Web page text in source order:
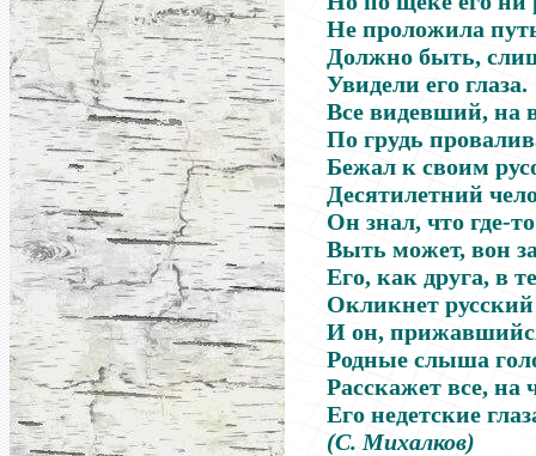
Не проложила
Должно быть,
Увидели его глаза.
Все видевший, на
По грудь
Бежал к своим
Десятилетний
Он знал, что где-
Выть может, вон
Его, как друга, в
Окликнет русский
И он,
Родные слыша
Расскажет все, на
Его недетские
(С. Михалков)